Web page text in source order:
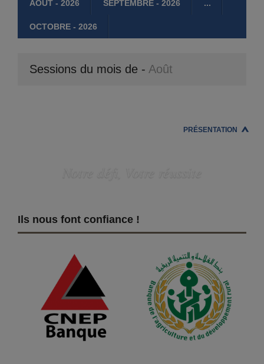
AOÛT - 2026 SÉPTEMBRE - 2026 ...
OCTOBRE - 2026
Sessions du mois de - Août
PRÉSENTATION
Ils nous font confiance !